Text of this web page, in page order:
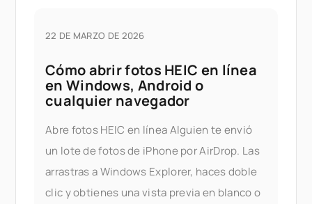
22 DE MARZO DE 2026
Cómo abrir fotos HEIC en línea
en Windows, Android o
cualquier navegador
Abre fotos HEIC en línea Alguien te envió
un lote de fotos de iPhone por AirDrop. Las
arrastras a Windows Explorer, haces doble
clic y obtienes una vista previa en blanco o